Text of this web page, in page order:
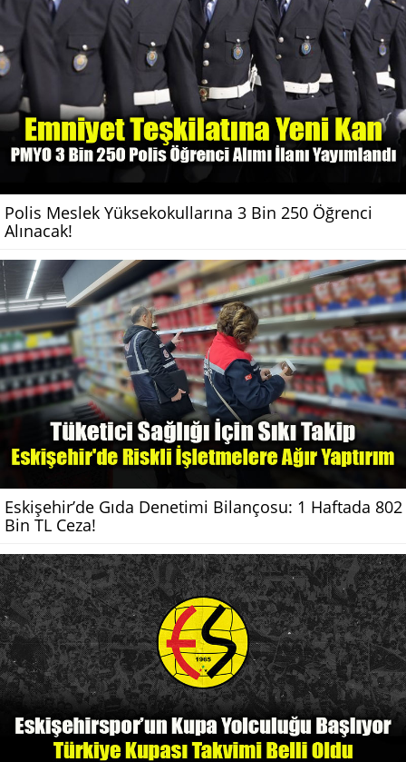
Polis Meslek Yüksekokullarına 3 Bin 250 Öğrenci
Alınacak!
Eskişehir’de Gıda Denetimi Bilançosu: 1 Haftada 802
Bin TL Ceza!